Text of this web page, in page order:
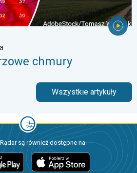
chmury
Wszystkie artykuły
są również dostępne na